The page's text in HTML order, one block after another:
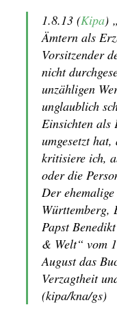
1.8.13 (Kipa)
Ämtern als
Vorsitzender
nicht
unzähligen
unglaublich
Einsichten als
umgesetzt
kritisiere ich,
oder die
Der
Württemberg,
Papst
& Welt“ vom
August das
Verzagtheit
(kipa/kna/gs)